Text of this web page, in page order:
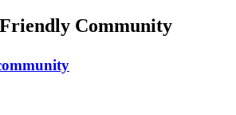
Community